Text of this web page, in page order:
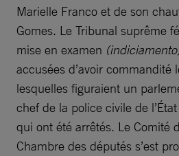
Marielle Franco et de son
Gomes. Le Tribunal suprême
mise en examen
accusées d’avoir commandité
lesquelles figuraient un
chef de la police civile de
qui ont été arrêtés. Le Comité
Chambre des députés s’est